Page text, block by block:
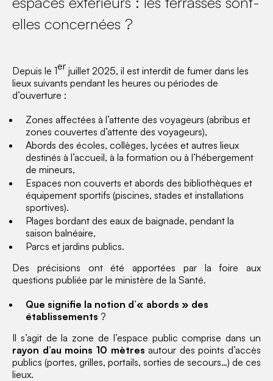
elles concernées ?
Depuis le 1er juillet 2025, il est interdit de fumer dans les
lieux suivants pendant les heures ou périodes de
d’ouverture :
Zones affectées à l’attente des voyageurs (abribus et
zones couvertes d’attente des voyageurs),
Abords des écoles, collèges, lycées et autres lieux
destinés à l’accueil, à la formation ou à l’hébergement
de mineurs,
Espaces non couverts et abords des bibliothèques et
équipement sportifs (piscines, stades et installations
sportives).
Plages bordant des eaux de baignade, pendant la
saison balnéaire,
Parcs et jardins publics.
Des précisions ont été apportées par la foire aux
questions publiée par le ministère de la Santé.
Que signifie la notion d’« abords » des
établissements ?
Il s’agit de la zone de l’espace public comprise dans un
rayon d’au moins 10 mètres autour des points d’accès
publics (portes, grilles, portails, sorties de secours…) de ces
lieux.